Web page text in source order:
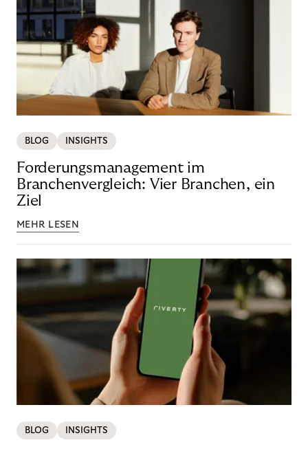
BLOG INSIGHTS
Forderungsmanagement im
Branchenvergleich: Vier Branchen, ein
Ziel
MEHR LESEN
BLOG INSIGHTS